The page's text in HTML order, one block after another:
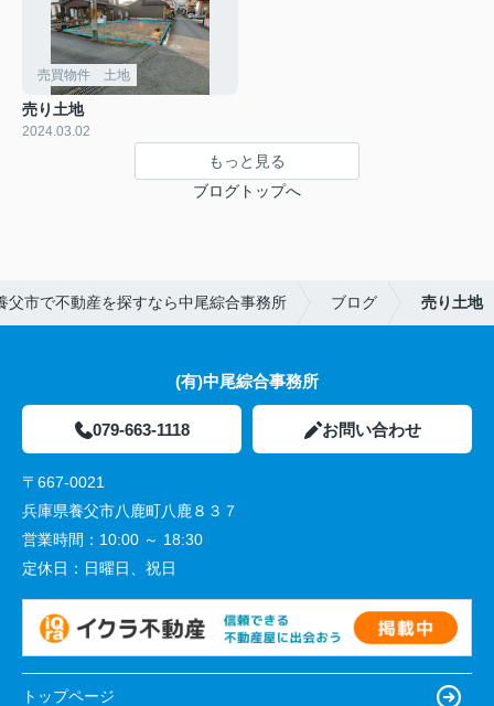
売買物件 土地
売り土地
2024.03.02
もっと見る
ブログトップへ
父市で不動産を探すなら中尾綜合事務所 ブログ 売り土地
(有)中尾綜合事務所
079-663-1118 お問い合わせ
〒667-0021
兵庫県養父市八鹿町八鹿８３７
営業時間： 10:00 ～ 18:30
定休日： 日曜日、祝日
トップページ